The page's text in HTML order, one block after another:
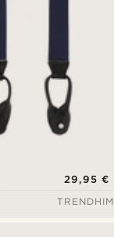
29,95 €
TRENDHIM